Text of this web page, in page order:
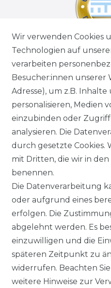
Wir verwenden Cookies
Technologien auf
verarbeiten
Besucher:innen unserer
Adresse), um z.B.
personalisieren, Medien
einzubinden oder
analysieren. Die
durch gesetzte Cookies.
mit Dritten, die wir in
benennen.
Die Datenverarbeitung
oder aufgrund eines
erfolgen. Die
abgelehnt werden. Es
einzuwilligen und die
späteren Zeitpunkt zu
widerrufen. Beachten
weitere Hinweise zur